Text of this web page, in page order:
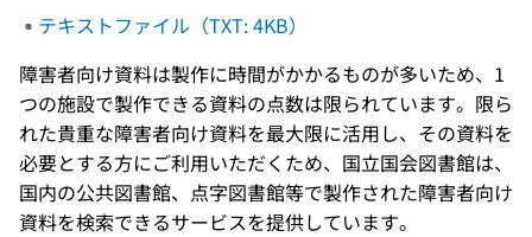
テキストファイル（TXT: 4KB）
障害者向け資料は製作に時間がかかるものが多いため、1
つの施設で製作できる資料の点数は限られています。限ら
れた貴重な障害者向け資料を最大限に活用し、その資料を
必要とする方にご利用いただくため、国立国会図書館は、
国内の公共図書館、点字図書館等で製作された障害者向け
資料を検索できるサービスを提供しています。